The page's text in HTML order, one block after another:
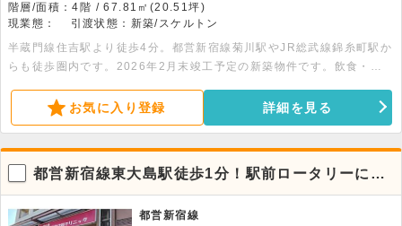
階層/面積：4階 / 67.81㎡(20.51坪)
現業態：
引渡状態：新築/スケルトン
半蔵門線住吉駅より徒歩4分。都営新宿線菊川駅やJR総武線錦糸町駅か
らも徒歩圏内です。2026年2月末竣工予定の新築物件です。飲食・美
テナントの貸店舗・事務所です。スケルトンの為自由なレイアウトが可
能です。
お気に入り登録 詳細を見る
都営新宿線東大島駅徒歩1分！駅前ロータリーに面
した1階店舗物件。飲食系不可
都営新宿線